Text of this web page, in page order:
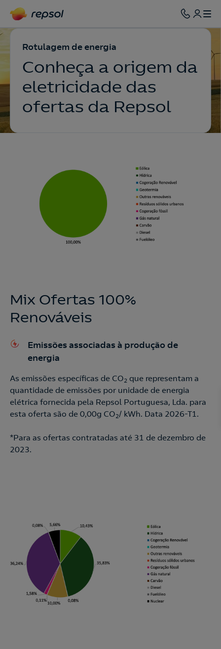
Rotulagem de energia
Conheça a origem da
eletricidade das
ofertas da Repsol
Mix Ofertas 100%
Renováveis
Emissões associadas à produção de
energia
As emissões específicas de CO2 que representam a
quantidade de emissões por unidade de energia
elétrica fornecida pela Repsol Portuguesa, Lda. para
esta oferta são de 0,00g CO2/ kWh. Data 2026-T1.
*Para as ofertas contratadas até 31 de dezembro de
2023.